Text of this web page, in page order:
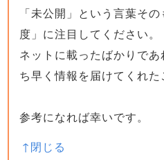
「未公開」という言葉そ
度」に注目してください。
ネットに載ったばかりで
ち早く情報を届けてくれた
参考になれば幸いです。